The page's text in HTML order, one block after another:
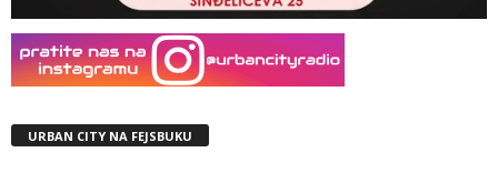
URBAN CITY NA FEJSBUKU